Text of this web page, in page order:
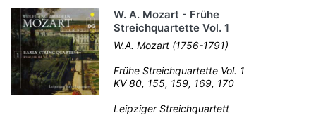
W. A. Mozart - Frühe
Streichquartette Vol. 1
W.A. Mozart (1756-1791)
Frühe Streichquartette Vol. 1
KV 80, 155, 159, 169, 170
Leipziger Streichquartett